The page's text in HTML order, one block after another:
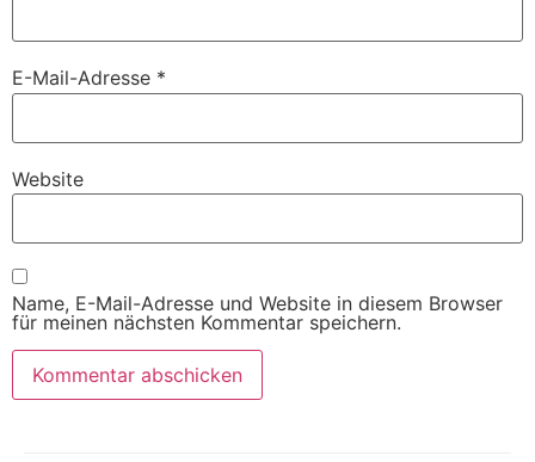
E-Mail-Adresse *
Website
Name, E-Mail-Adresse und Website in diesem Browser
für meinen nächsten Kommentar speichern.